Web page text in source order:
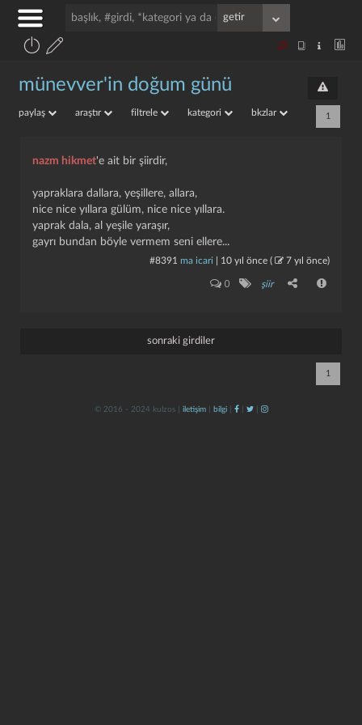
münevver'in doğum günü
paylaş araştır filtrele kategori bkzlar 1
nazm hikmet'e ait bir şiirdir,
yapraklara dallara, yeşillere, allara,
nice nice yıllara gülüm, nice nice yıllara.
yaprak dala, al yeşile yaraşır,
gayrı bundan böyle vermem seni ellere...
#8391 ma icari 10 yıl önce ( 7 yıl önce)
0 şiir
sonraki girdiler
1
© 2016 - 2024 kulzos | iletişim| bilgi| | |